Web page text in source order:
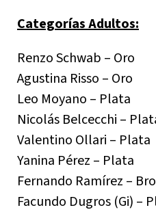
Categorías Adultos:
Renzo Schwab – Oro
Agustina Risso – Oro
Leo Moyano – Plata
Nicolás Belcecchi –
Valentino Ollari – Plata
Yanina Pérez – Plata
Fernando Ramírez –
Facundo Dugros (Gi) –